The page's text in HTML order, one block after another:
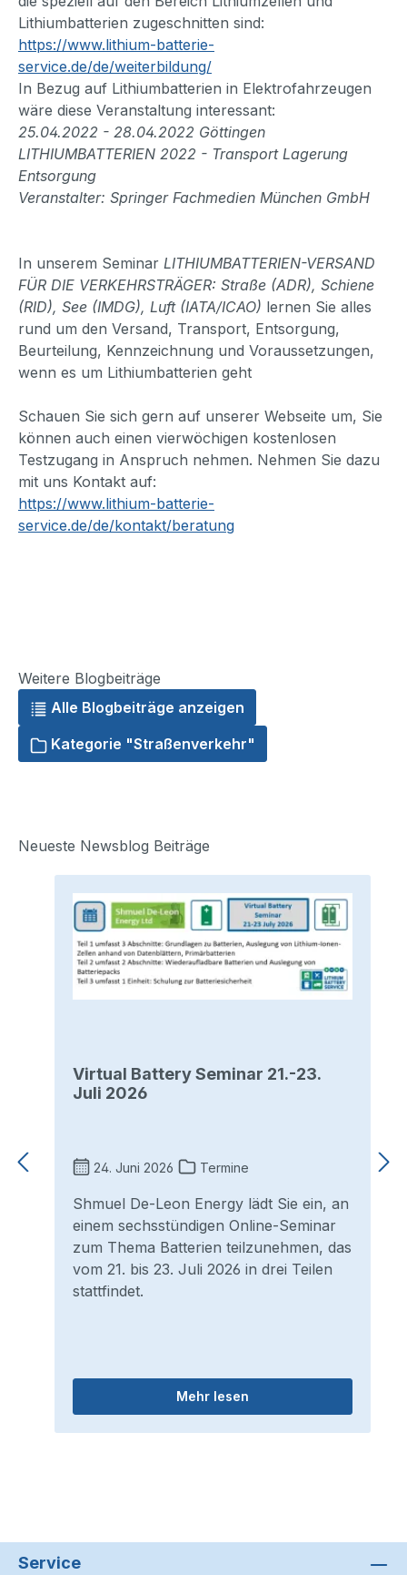
Lithiumbatterien zugeschnitten sind:
https://www.lithium-batterie-
service.de/de/weiterbildung/
In Bezug auf Lithiumbatterien in Elektrofahrzeugen
wäre diese Veranstaltung interessant:
25.04.2022 - 28.04.2022 Göttingen
LITHIUMBATTERIEN 2022 - Transport Lagerung
Entsorgung
Veranstalter: Springer Fachmedien München GmbH
In unserem Seminar LITHIUMBATTERIEN-VERSAND
FÜR DIE VERKEHRSTRÄGER: Straße (ADR), Schiene
(RID), See (IMDG), Luft (IATA/ICAO) lernen Sie alles
rund um den Versand, Transport, Entsorgung,
Beurteilung, Kennzeichnung und Voraussetzungen,
wenn es um Lithiumbatterien geht
Schauen Sie sich gern auf unserer Webseite um, Sie
können auch einen vierwöchigen kostenlosen
Testzugang in Anspruch nehmen. Nehmen Sie dazu
mit uns Kontakt auf:
https://www.lithium-batterie-
service.de/de/kontakt/beratung
Weitere Blogbeiträge
Alle Blogbeiträge anzeigen
Kategorie "Straßenverkehr"
Neueste Newsblog Beiträge
Virtual Battery Seminar 21.-23.
Juli 2026
24. Juni 2026 Termine
Shmuel De-Leon Energy lädt Sie ein, an
einem sechsstündigen Online-Seminar
zum Thema Batterien teilzunehmen, das
vom 21. bis 23. Juli 2026 in drei Teilen
stattfindet.
Mehr lesen
Service